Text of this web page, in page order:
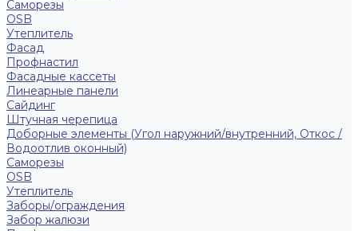
Саморезы
ОSB
Утеплитель
Фасад
Профнастил
Фасадные кассеты
Линеарные панели
Сайдинг
Штучная черепица
Доборные элементы (Угол наружний/внутренний, Откос /
Водоотлив оконный)
Саморезы
OSB
Утеплитель
Заборы/ограждения
Забор жалюзи